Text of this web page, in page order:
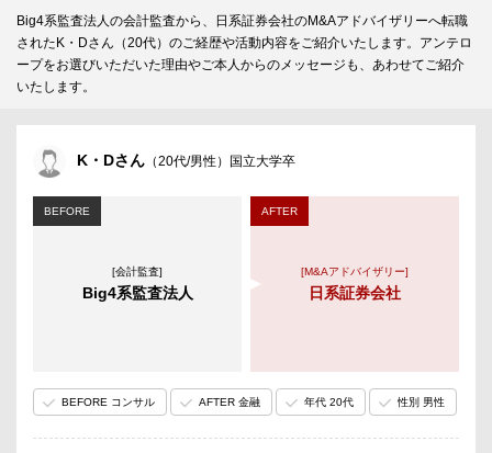
Big4系監査法人の会計監査から、日系証券会社のM&Aアドバイザリーへ転職
されたK・Dさん（20代）のご経歴や活動内容をご紹介いたします。アンテロ
ープをお選びいただいた理由やご本人からのメッセージも、あわせてご紹介
いたします。
K・Dさん （20代/男性）国立大学卒
BEFORE
[会計監査]
Big4系監査法人
AFTER
[M&Aアドバイザリー]
日系証券会社
BEFORE コンサル AFTER 金融 年代 20代 性別 男性